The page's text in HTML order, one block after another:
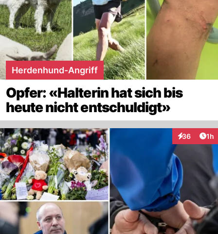
Herdenhund-Angriff
Opfer: «Halterin hat sich bis
heute nicht entschuldigt»
36
Interaktionen
1h